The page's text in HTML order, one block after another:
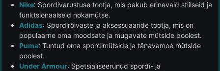
Nike: Spordivarustuse tootja, mis pakub erinevaid stiilseid ja
funktsionaalseid nokamütse.
Adidas: Spordirõivaste ja aksessuaaride tootja, mis on
populaarne oma moodsate ja mugavate mütside poolest.
Puma: Tuntud oma spordimütside ja tänavamoe mütside
poolest.
Under Armour: Spetsialiseerunud spordi- ja